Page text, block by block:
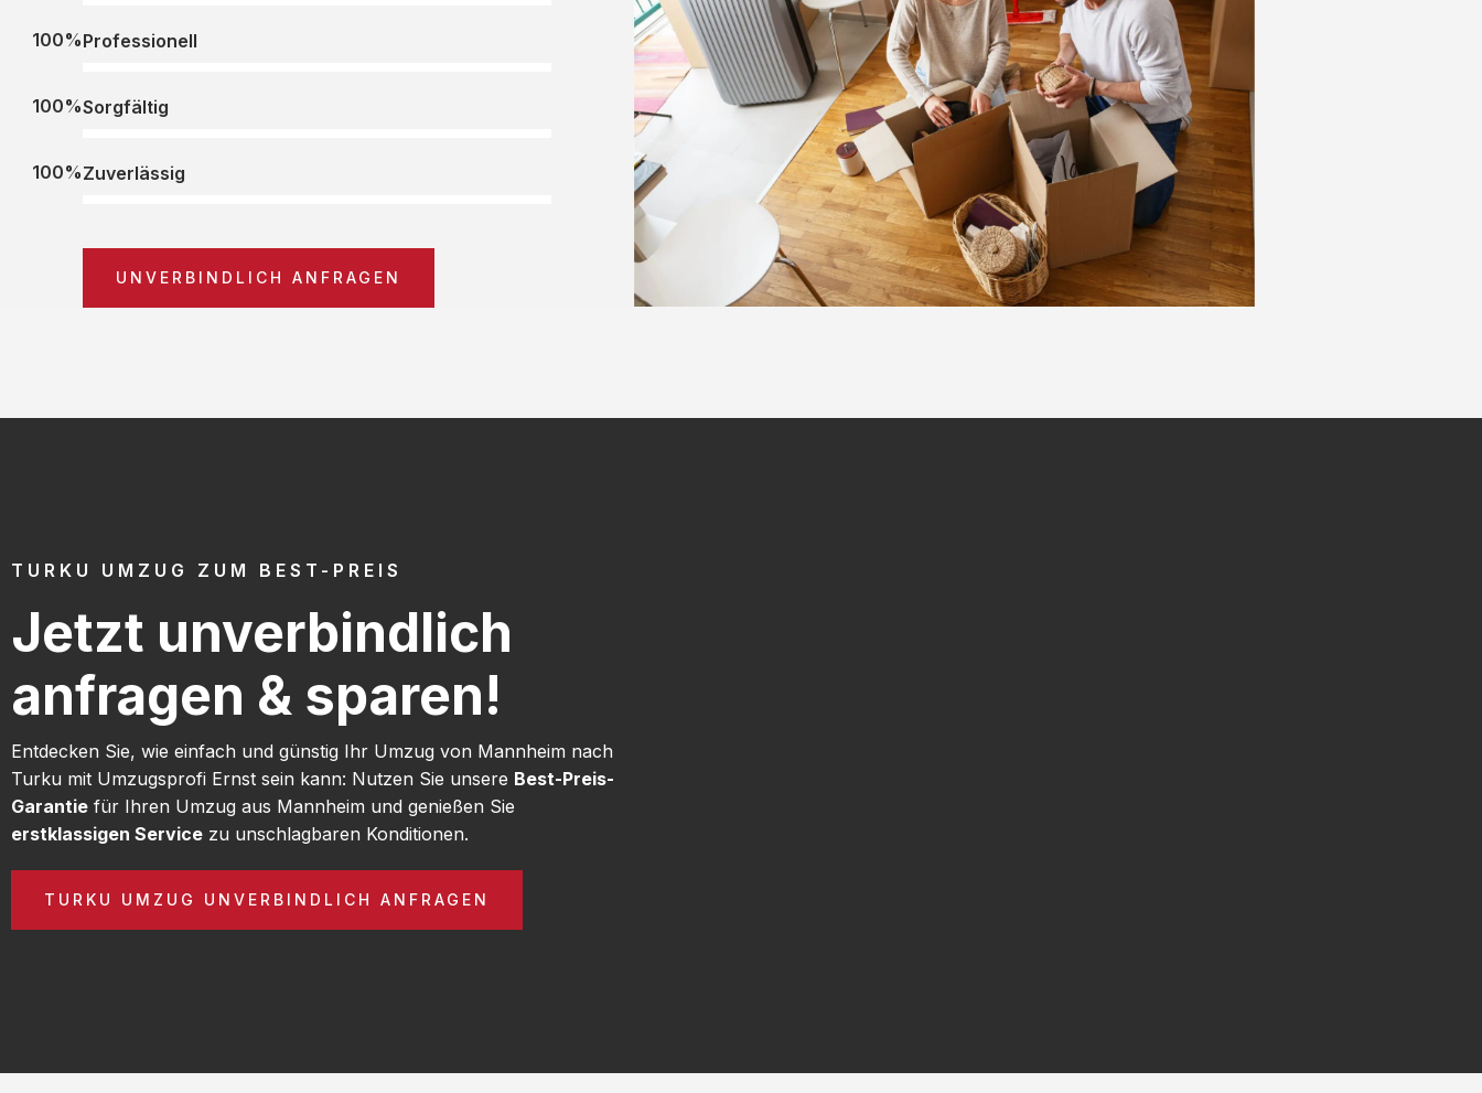
Professionell
100%
Sorgfältig
100%
Zuverlässig
100%
UNVERBINDLICH ANFRAGEN
TURKU UMZUG ZUM BEST-PREIS
Jetzt unverbindlich
anfragen & sparen!
Entdecken Sie, wie einfach und günstig Ihr Umzug von Mannheim nach
Turku mit Umzugsprofi Ernst sein kann: Nutzen Sie unsere Best-Preis-
Garantie für Ihren Umzug aus Mannheim und genießen Sie
erstklassigen Service zu unschlagbaren Konditionen.
TURKU UMZUG UNVERBINDLICH ANFRAGEN